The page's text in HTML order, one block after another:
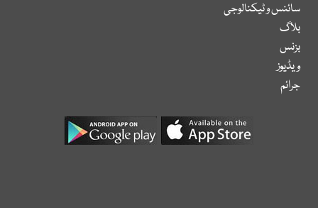
سائنس و ٹیکنالوجی
بلاگ
بزنس
ویڈیوز
جرائم